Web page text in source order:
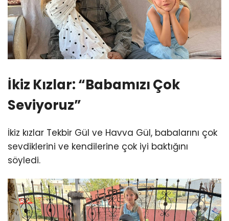
İkiz Kızlar: “Babamızı Çok
Seviyoruz”
İkiz kızlar Tekbir Gül ve Havva Gül, babalarını çok
sevdiklerini ve kendilerine çok iyi baktığını
söyledi.